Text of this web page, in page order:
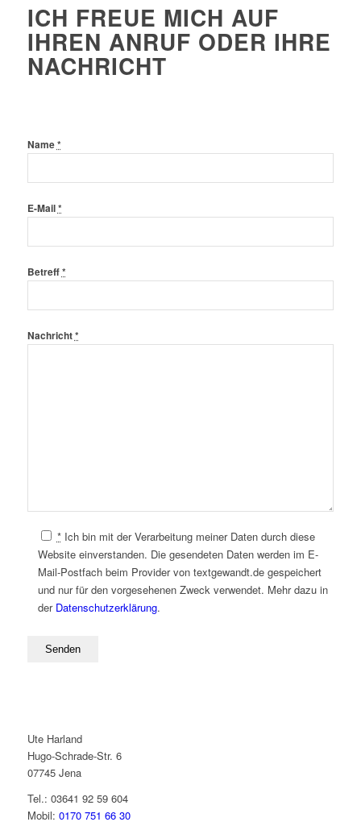
ICH FREUE MICH AUF
IHREN ANRUF ODER IHRE
NACHRICHT
Name*
E-Mail*
Betreff*
Nachricht*
*Ich bin mit der Verarbeitung meiner Daten durch diese
Website einverstanden. Die gesendeten Daten werden im E-
Mail-Postfach beim Provider von textgewandt.de gespeichert
und nur für den vorgesehenen Zweck verwendet. Mehr dazu in
der Datenschutzerklärung.
lassen
Ute Harland
Hugo-Schrade-Str. 6
07745 Jena
Tel.: 03641 92 59 604
Mobil: 0170 751 66 30